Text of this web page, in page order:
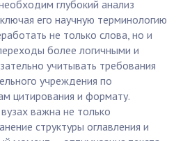
глубокий анализ
его научную терминологию
не только слова, но и
более логичными и
учитывать требования
учреждения по
цитирования и формату.
важна не только
структуры оглавления и